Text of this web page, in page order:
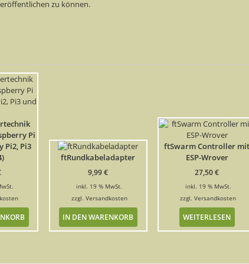
zu können.
Pi
Pi2, Pi3
ftRundkabeladapter
9,99€
inkl. 19 % MwSt.
zzgl. Versandkosten
IN DEN WARENKORB
ftSwarm Controller
ESP-Wrover
27,50€
inkl. 19 % MwSt.
zzgl.Versandkosten
WEITERLESEN